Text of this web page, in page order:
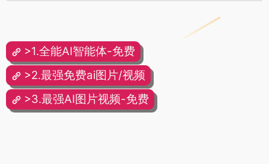
>1.全能AI智能体-免费
>2.最强免费ai图片/视频
>3.最强AI图片视频-免费